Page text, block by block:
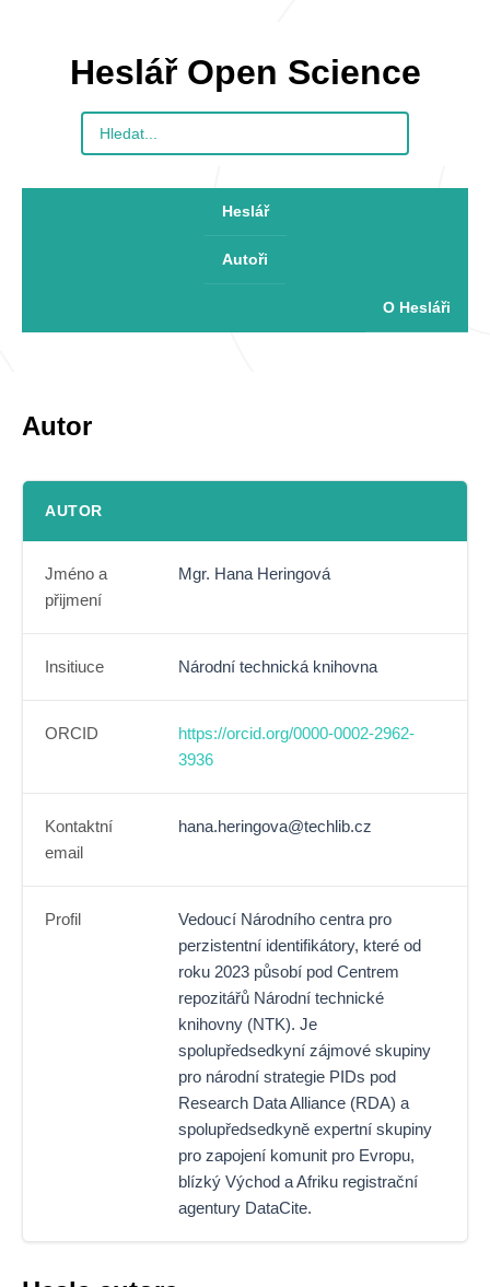
Heslář Open Science
Heslář
Autoři
O Hesláři
Autor
AUTOR
Jméno a
přijmení
Mgr. Hana Heringová
Insitiuce Národní technická knihovna
ORCID
https://orcid.org/0000-0002-2962-
3936
Kontaktní
email
hana.heringova@techlib.cz
Profil
Vedoucí Národního centra pro
perzistentní identifikátory, které od
roku 2023 působí pod Centrem
repozitářů Národní technické
knihovny (NTK). Je
spolupředsedkyní zájmové skupiny
pro národní strategie PIDs pod
Research Data Alliance (RDA) a
spolupředsedkyně expertní skupiny
pro zapojení komunit pro Evropu,
blízký Východ a Afriku registrační
agentury DataCite.